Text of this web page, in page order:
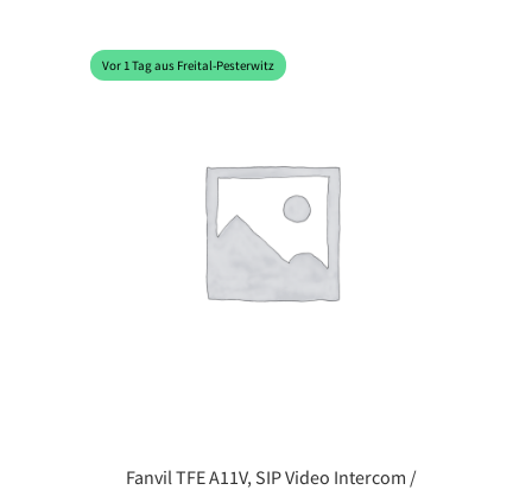
Vor 1 Tag aus Freital-Pesterwitz
Fanvil TFE A11V, SIP Video Intercom /